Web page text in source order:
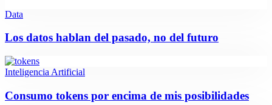
Data
Los datos hablan del pasado, no del futuro
Inteligencia Artificial
Consumo tokens por encima de mis posibilidades